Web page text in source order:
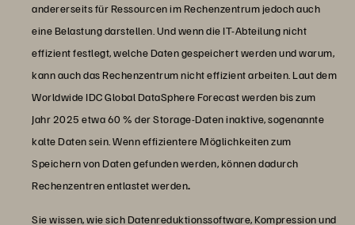
andererseits für Ressourcen im Rechenzentrum jedoch auch
eine Belastung darstellen. Und wenn die IT-Abteilung nicht
effizient festlegt, welche Daten gespeichert werden und warum,
kann auch das Rechenzentrum nicht effizient arbeiten. Laut dem
Worldwide IDC Global DataSphere Forecast werden bis zum
Jahr 2025 etwa 60 % der Storage-Daten inaktive, sogenannte
kalte Daten sein. Wenn effizientere Möglichkeiten zum
Speichern von Daten gefunden werden, können dadurch
Rechenzentren entlastet werden.
Sie wissen, wie sich Datenreduktionssoftware, Kompression und